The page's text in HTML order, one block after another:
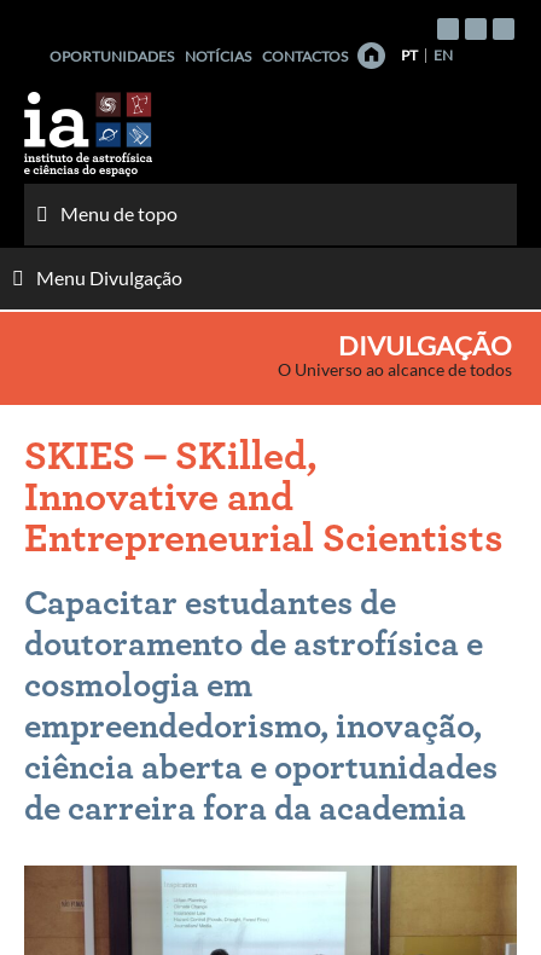
conteúdo
OPORTUNIDADES NOTÍCIAS CONTACTOS PT EN
Menu de topo
Menu Divulgação
DIVULGAÇÃO
O Universo ao alcance de todos
SKIES – SKilled,
Innovative and
Entrepreneurial Scientists
Capacitar estudantes de
doutoramento de astrofísica e
cosmologia em
empreendedorismo, inovação,
ciência aberta e oportunidades
de carreira fora da academia